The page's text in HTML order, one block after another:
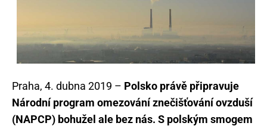
Praha, 4. dubna 2019 – Polsko právě připravuje
Národní program omezování znečišťování ovzduší
(NAPCP) bohužel ale bez nás. S polským smogem